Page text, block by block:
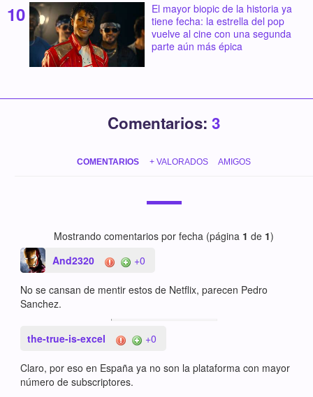
El mayor biopic de la historia ya
tiene fecha: la estrella del pop
vuelve al cine con una segunda
parte aún más épica
Comentarios: 3
COMENTARIOS + VALORADOS AMIGOS
Mostrando comentarios por fecha (página 1 de 1)
And2320
+0
No se cansan de mentir estos de Netflix, parecen Pedro
Sanchez.
the-true-is-excel +0
Claro, por eso en España ya no son la plataforma con mayor
número de subscriptores.